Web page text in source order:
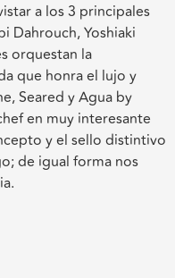
a los 3 principales
Dahrouch, Yoshiaki
orquestan la
que honra el lujo y
Seared y Agua by
en muy interesante
y el sello distintivo
de igual forma nos